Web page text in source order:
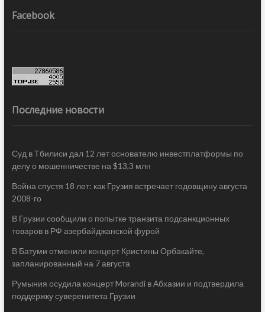
Facebook
Последние новости
Суд в Тбилиси дал 12 лет основателю инвестплатформы по
делу о мошенничестве на $13,3 млн
Война спустя 18 лет: как Грузия встречает годовщину августа
2008-го
В Грузии сообщили о попытке транзита подсанкционных
товаров в РФ азербайджанской фурой
В Батуми отменили концерт Кристины Орбакайте,
запланированный на 7 августа
Румыния осудила концерт Morandi в Абхазии и подтвердила
поддержку суверенитета Грузии